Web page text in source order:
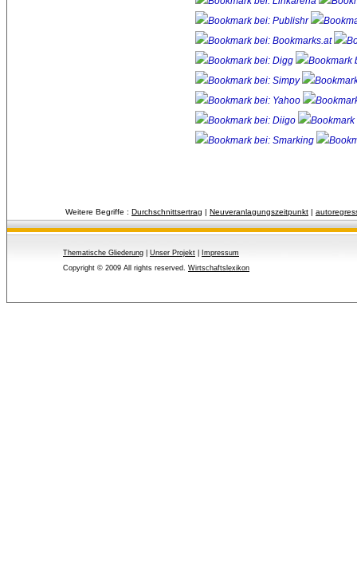
Weitere Begriffe : Durchschnittsertrag | Neuveranlagungszeitpunkt |
Thematische Gliederung Unser Projekt
Impressum
Copyright © 2009 All rights reserved. Wirtschaftslexikon